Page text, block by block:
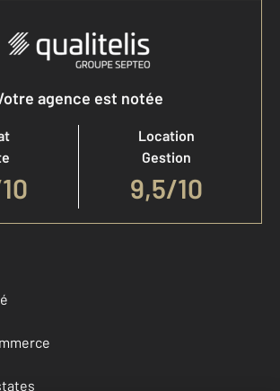
agence est notée
10
Location
Gestion
9,5/10